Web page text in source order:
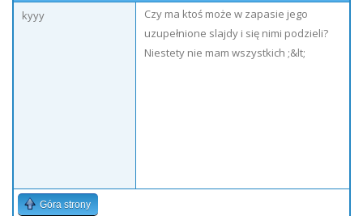
kyyy
Czy ma ktoś może w zapasie jego
uzupełnione slajdy i się nimi podzieli?
Niestety nie mam wszystkich ;&lt;
Góra strony